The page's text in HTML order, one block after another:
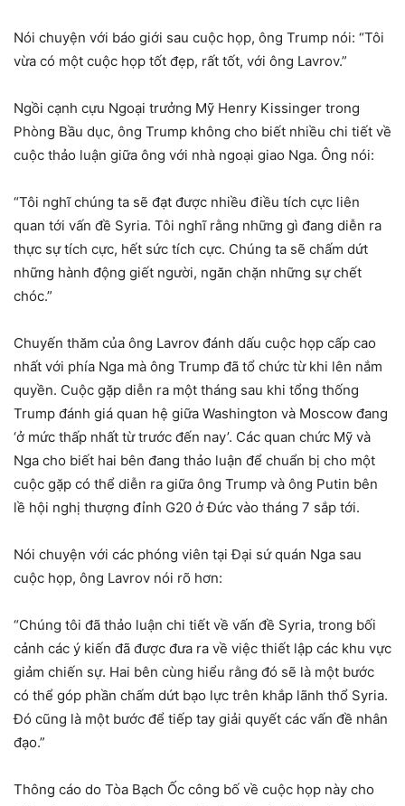
Nói chuyện với báo giới sau cuộc họp, ông Trump nói: “Tôi
vừa có một cuộc họp tốt đẹp, rất tốt, với ông Lavrov.”
Ngồi cạnh cựu Ngoại trưởng Mỹ Henry Kissinger trong
Phòng Bầu dục, ông Trump không cho biết nhiều chi tiết về
cuộc thảo luận giữa ông với nhà ngoại giao Nga. Ông nói:
“Tôi nghĩ chúng ta sẽ đạt được nhiều điều tích cực liên
quan tới vấn đề Syria. Tôi nghĩ rằng những gì đang diễn ra
thực sự tích cực, hết sức tích cực. Chúng ta sẽ chấm dứt
những hành động giết người, ngăn chặn những sự chết
chóc.”
Chuyến thăm của ông Lavrov đánh dấu cuộc họp cấp cao
nhất với phía Nga mà ông Trump đã tổ chức từ khi lên nắm
quyền. Cuộc gặp diễn ra một tháng sau khi tổng thống
Trump đánh giá quan hệ giữa Washington và Moscow đang
‘ở mức thấp nhất từ trước đến nay’. Các quan chức Mỹ và
Nga cho biết hai bên đang thảo luận để chuẩn bị cho một
cuộc gặp có thể diễn ra giữa ông Trump và ông Putin bên
lề hội nghị thượng đỉnh G20 ở Đức vào tháng 7 sắp tới.
Nói chuyện với các phóng viên tại Đại sứ quán Nga sau
cuộc họp, ông Lavrov nói rõ hơn:
“Chúng tôi đã thảo luận chi tiết về vấn đề Syria, trong bối
cảnh các ý kiến đã được đưa ra về việc thiết lập các khu vực
giảm chiến sự. Hai bên cùng hiểu rằng đó sẽ là một bước
có thể góp phần chấm dứt bạo lực trên khắp lãnh thổ Syria.
Đó cũng là một bước để tiếp tay giải quyết các vấn đề nhân
đạo.”
Thông cáo do Tòa Bạch Ốc công bố về cuộc họp này cho